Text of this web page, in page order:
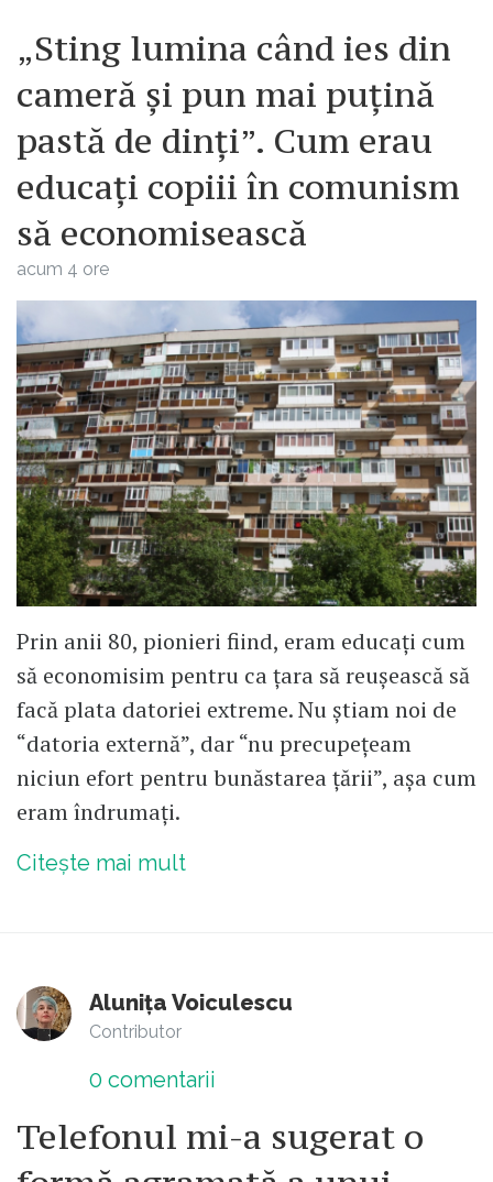
„Sting lumina când ies din
cameră și pun mai puțină
pastă de dinți”. Cum erau
educați copiii în comunism
să economisească
acum 4 ore
Prin anii 80, pionieri fiind, eram educați cum
să economisim pentru ca țara să reușească să
facă plata datoriei extreme. Nu știam noi de
“datoria externă”, dar “nu precupețeam
niciun efort pentru bunăstarea țării”, așa cum
eram îndrumați.
Citește mai mult
Alunița Voiculescu
Contributor
0 comentarii
Telefonul mi-a sugerat o